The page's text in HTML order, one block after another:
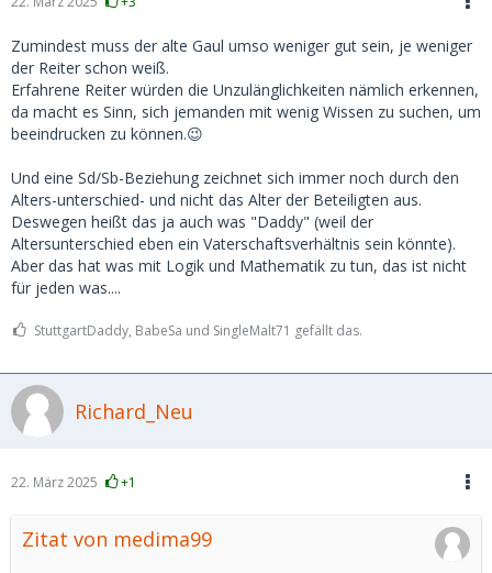
Zumindest muss der alte Gaul umso weniger gut sein, je weniger
der Reiter schon weiß.
Erfahrene Reiter würden die Unzulänglichkeiten nämlich erkennen,
da macht es Sinn, sich jemanden mit wenig Wissen zu suchen, um
beeindrucken zu können.😉
Und eine Sd/Sb-Beziehung zeichnet sich immer noch durch den
Alters-unterschied- und nicht das Alter der Beteiligten aus.
Deswegen heißt das ja auch was "Daddy" (weil der
Altersunterschied eben ein Vaterschaftsverhältnis sein könnte).
Aber das hat was mit Logik und Mathematik zu tun, das ist nicht
für jeden was....
StuttgartDaddy, BabeSa und SingleMalt71 gefällt das.
Richard_Neu
22. März 2025 +1
Zitat von medima99